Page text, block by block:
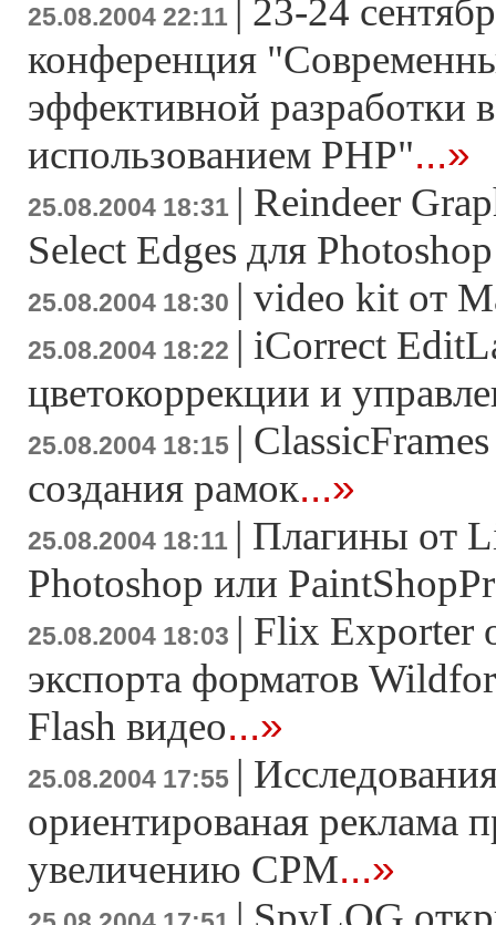
25.08.2004 22:11 | 23-24
конференция
эффективной разработки
использованием PHP"...»
25.08.2004 18:31 | Reindeer
Select Edges для Photoshop
25.08.2004 18:30 | video kit от
25.08.2004 18:22 | iCorrect
цветокоррекции и
25.08.2004 18:15 |
создания рамок...»
25.08.2004 18:11 | Плагины от
Photoshop или
25.08.2004 18:03 | Flix Exporter
экспорта форматов
Flash видео...»
25.08.2004 17:55 |
ориентированая реклама
увеличению CPM...»